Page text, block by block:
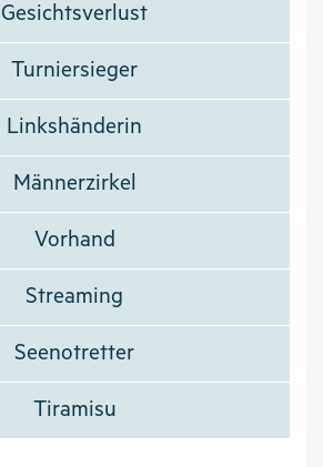
Gesichtsverlust
Turniersieger
Linkshänderin
Männerzirkel
Vorhand
Streaming
Seenotretter
Tiramisu